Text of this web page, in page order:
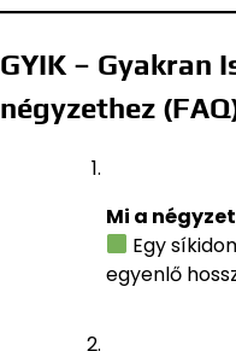
GYIK – Gyakran
négyzethez
Mi a
Egy
egyenlő